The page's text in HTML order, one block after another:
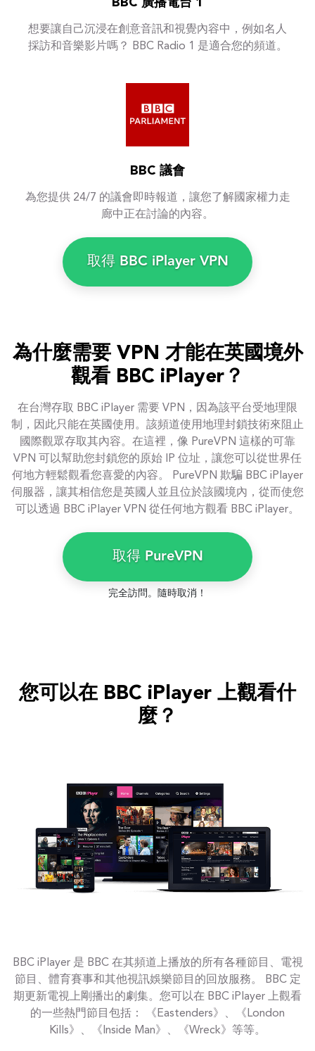
BBC 廣播電台 1
想要讓自己沉浸在創意音訊和視覺內容中，例如名人
採訪和音樂影片嗎？ BBC Radio 1 是適合您的頻道。
BBC 議會
為您提供 24/7 的議會即時報道，讓您了解國家權力走
廊中正在討論的內容。
取得 BBC iPlayer VPN
為什麼需要 VPN 才能在英國境外
觀看 BBC iPlayer？
在台灣存取 BBC iPlayer 需要 VPN，因為該平台受地理限
制，因此只能在英國使用。該頻道使用地理封鎖技術來阻止
國際觀眾存取其內容。在這裡，像 PureVPN 這樣的可靠
VPN 可以幫助您封鎖您的原始 IP 位址，讓您可以從世界任
何地方輕鬆觀看您喜愛的內容。 PureVPN 欺騙 BBC iPlayer
伺服器，讓其相信您是英國人並且位於該國境內，從而使您
可以透過 BBC iPlayer VPN 從任何地方觀看 BBC iPlayer。
取得 PureVPN
完全訪問。隨時取消！
您可以在 BBC iPlayer 上觀看什
麼？
BBC iPlayer 是 BBC 在其頻道上播放的所有各種節目、電視
節目、體育賽事和其他視訊娛樂節目的回放服務。 BBC 定
期更新電視上剛播出的劇集。您可以在 BBC iPlayer 上觀看
的一些熱門節目包括： 《Eastenders》、《London
Kills》、《Inside Man》、《Wreck》等等。